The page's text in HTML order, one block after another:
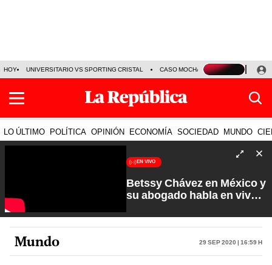
HOY UNIVERSITARIO VS SPORTING CRISTAL CASO MOCHASUELDOS
LO ÚLTIMO POLÍTICA OPINIÓN ECONOMÍA SOCIEDAD MUNDO
EN VIVO
Betssy Chávez en México y
su abogado habla en vivo |
Carlos Cornejo
Mundo 29 Sep 2020 | 16:59 h